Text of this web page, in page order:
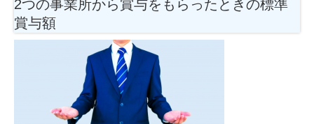
2つの事業所から賞与をもらったときの標準
賞与額